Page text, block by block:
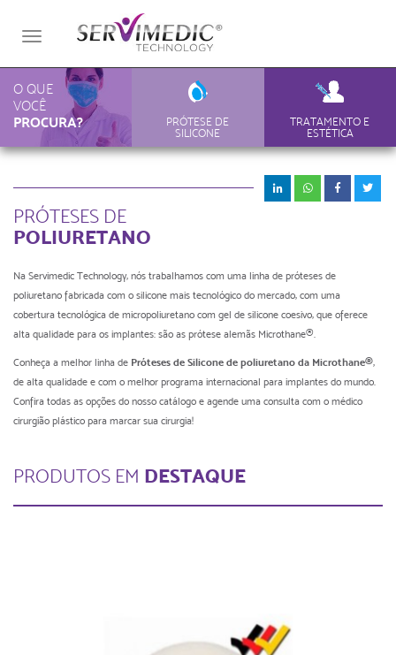
Toggle
O QUE
VOCÊ
PROCURA?
PRÓTESE DE
SILICONE
TRATAMENTO E
ESTÉTICA
PRÓTESES DE
POLIURETANO
Na Servimedic Technology, nós trabalhamos com uma linha de próteses de
poliuretano fabricada com o silicone mais tecnológico do mercado, com uma
cobertura tecnológica de micropoliuretano com gel de silicone coesivo, que oferece
alta qualidade para os implantes: são as prótese alemãs Microthane®.
Conheça a melhor linha de Próteses de Silicone de poliuretano da Microthane®,
de alta qualidade e com o melhor programa internacional para implantes do mundo.
Confira todas as opções do nosso catálogo e agende uma consulta com o médico
cirurgião plástico para marcar sua cirurgia!
PRODUTOS EM DESTAQUE